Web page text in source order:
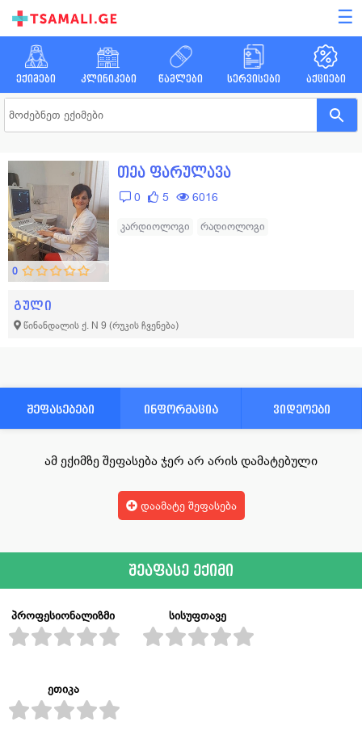
☰
ექიმები კლინიკები წამლები სერვისები აქციები
0
თეა ფარულავა
0 5 6016
კარდიოლოგი რადიოლოგი
გული
წინანდალის ქ. N 9 (რუკის ჩვენება)
შეფასებები ინფორმაცია ვიდეოები
ამ ექიმზე შეფასება ჯერ არ არის დამატებული
დაამატე შეფასება
შეაფასე ექიმი
პროფესიონალიზმი სისუფთავე
ეთიკა